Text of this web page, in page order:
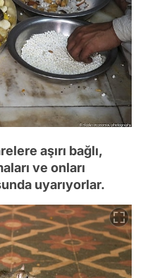
aşırı bağlı,
ve onları
uyarıyorlar.